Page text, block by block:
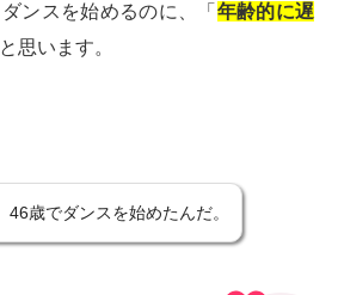
ンスを始めるのに、「 年齢的に遅
思います。
46歳でダンスを始めたんだ。